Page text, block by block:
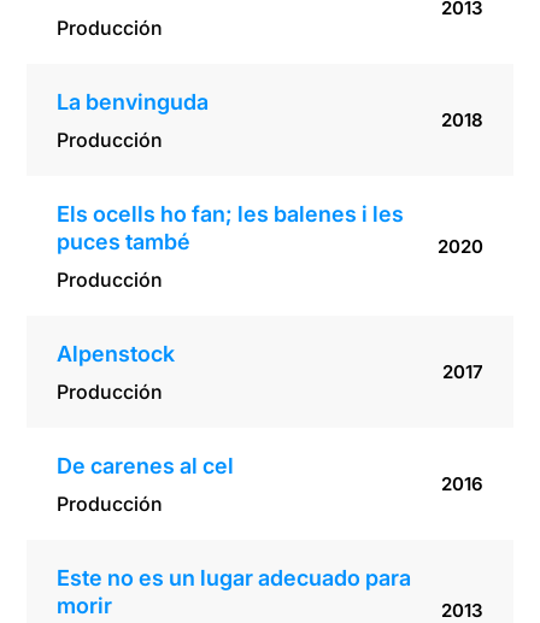
Producción
2013
La benvinguda
Producción
2018
Els ocells ho fan; les balenes i les
puces també
Producción
2020
Alpenstock
Producción
2017
De carenes al cel
Producción
2016
Este no es un lugar adecuado para
morir
2013